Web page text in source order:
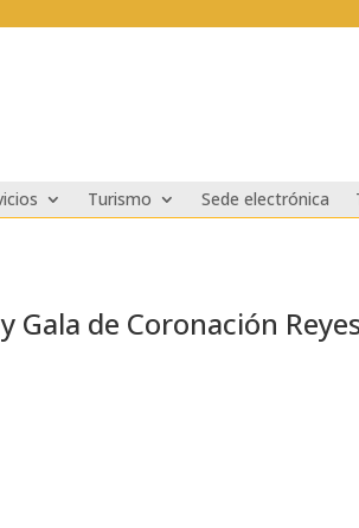
Turismo Sede electrónica
Gala de Coronación